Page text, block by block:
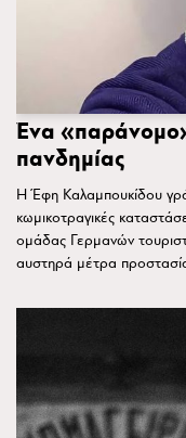
Ένα
πανδημίας
Η Έφη Καλαμπουκίδου
κωμικοτραγικές
ομάδας Γερμανών
αυστηρά μέτρα